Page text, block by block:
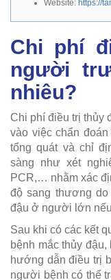
Website: https://
Chi phí
người
nhiêu?
Chi phí điều trị thủy
vào việc chẩn
tổng quát và chỉ
sàng như xét
PCR,… nhằm xác
độ sang thương
đậu ở người lớn
Sau khi có các kết
bệnh mắc thủy
hướng dẫn điều trị
người bệnh có thể